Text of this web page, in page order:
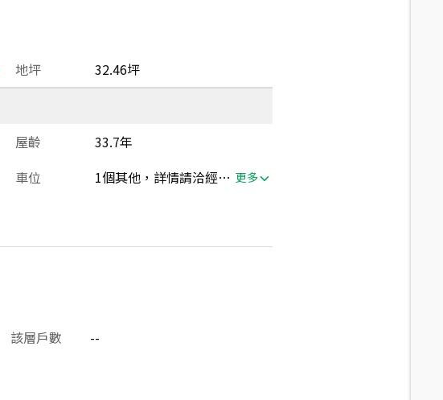
地坪
32.46坪
屋齡
33.7年
車位 1個其他，詳情請洽經紀人員 更多
該層戶數
--